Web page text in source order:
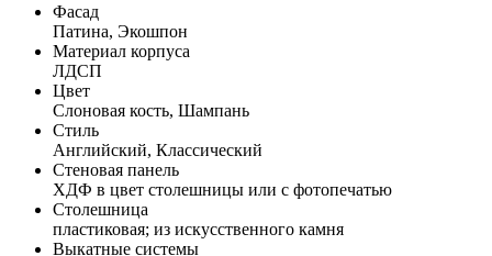
Фасад
Патина, Экошпон
Материал корпуса
ЛДСП
Цвет
Слоновая кость, Шампань
Стиль
Английский, Классический
Стеновая панель
ХДФ в цвет столешницы или с фотопечатью
Столешница
пластиковая; из искусственного камня
Выкатные системы